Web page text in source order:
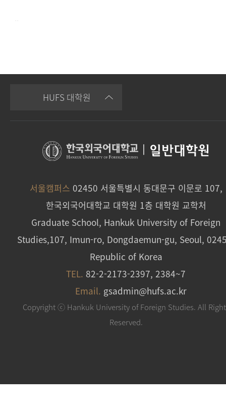
HUFS 대학원
일반대학원
서울캠퍼스 02450 서울특별시 동대문구 이문로 107,
한국외국어대학교 대학원 1층 대학원 교학처
Graduate School, Hankuk University of Foreign
Studies,107, Imun-ro, Dongdaemun-gu, Seoul,
Republic of Korea
TEL. 82-2-2173-2397, 2384~7
Email. gsadmin@hufs.ac.kr
Copyright ⓒ Hankuk University of Foreign Studies. All
Reserved.